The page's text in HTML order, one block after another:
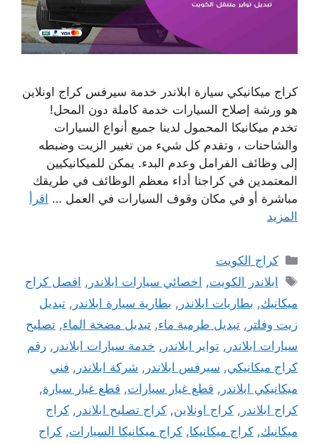
كراج ميكانيكي سيارة ابلاندر خدمة سيرفس كراج اونلاين
هو ورشة إصلاح السيارات خدمة كاملة دون المحل!
تخدم ميكانيكا المحمول لدينا جميع أنواع السيارات
والشاحنات ، وتقدم كل شيء من تغيير الزيت وضبطه
إلى وظائف الفرامل وعدم البدء. يمكن للميكانيكيين
المعتمدين في كراجنا أداء معظم الوظائف في طريقك
مباشرة أو في مكان وقوف السيارات في العمل … اقرأ
المزيد
التصنيفات
كراج الكويت
الوسوم
ابلاندر الكويت, اخصائي سيارات ابلاندر , افصل كراج
ميكانيك, بطاريات ابلاندر , بطارية سيارة ابلاندر , تبديل
زيت وفلتر , تبديل طرمية ماء, تبديل مضخة الماء, تصليح
سيارات ابلاندر , تواير ابلاندر , خدمة سيارات ابلاندر , رقم
كراج ميكانيكي, سيرفس ابلاندر , شركة ابلاندر , فني
ميكانيكي ابلاندر , قطع غيار سيارات, قطع غيار سيارة,
كراج ابلاندر , كراج اونلاين, كراج تصليح ابلاندر , كراج
ميكانيك, كراج ميكانيكا, كراج ميكانيكا السيارات, كراج